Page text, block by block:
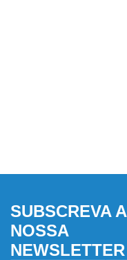
SUBSCREVA A
NOSSA
NEWSLETTER